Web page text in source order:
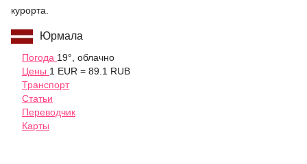
курорта.
Юрмала
Погода 19°, облачно
Цены 1 EUR = 89.1 RUB
Транспорт
Статьи
Переводчик
Карты